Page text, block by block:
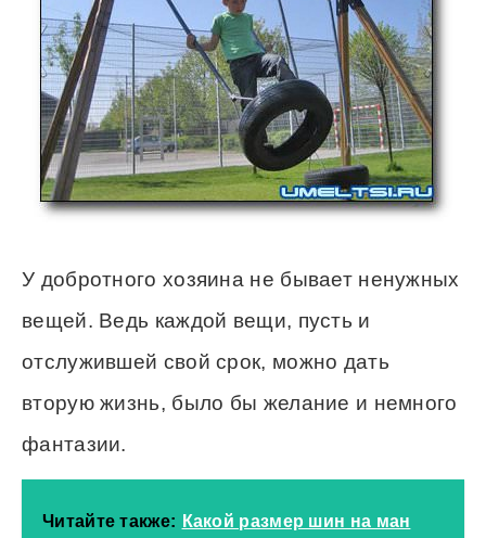
У добротного хозяина не бывает ненужных
вещей. Ведь каждой вещи, пусть и
отслужившей свой срок, можно дать
вторую жизнь, было бы желание и немного
фантазии.
Читайте также: Какой размер шин на ман